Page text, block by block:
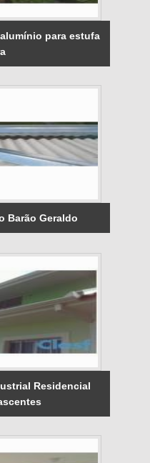
para estufa
Barão Geraldo
Residencial